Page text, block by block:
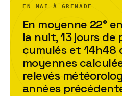
EN MAI À GRENADE
En moyenne 22°
la nuit,13joursde
cumulés et 14h48
moyennes
relevés
années